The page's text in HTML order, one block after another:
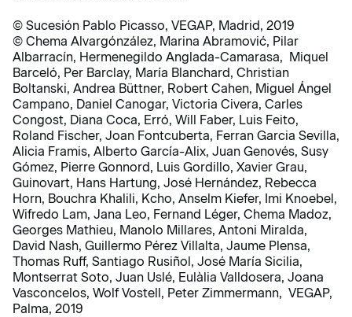
© Sucesión Pablo Picasso, VEGAP, Madrid, 2019
© Chema Alvargónzález, Marina Abramović, Pilar
Albarracín, Hermenegildo Anglada-Camarasa, Miquel
Barceló, Per Barclay, María Blanchard, Christian
Boltanski, Andrea Büttner, Robert Cahen, Miguel Ángel
Campano, Daniel Canogar, Victoria Civera, Carles
Congost, Diana Coca, Erró, Will Faber, Luis Feito,
Roland Fischer, Joan Fontcuberta, Ferran Garcia Sevilla,
Alicia Framis, Alberto García-Alix, Juan Genovés, Susy
Gómez, Pierre Gonnord, Luis Gordillo, Xavier Grau,
Guinovart, Hans Hartung, José Hernández, Rebecca
Horn, Bouchra Khalili, Kcho, Anselm Kiefer, Imi Knoebel,
Wifredo Lam, Jana Leo, Fernand Léger, Chema Madoz,
Georges Mathieu, Manolo Millares, Antoni Miralda,
David Nash, Guillermo Pérez Villalta, Jaume Plensa,
Thomas Ruff, Santiago Rusiñol, José María Sicilia,
Montserrat Soto, Juan Uslé, Eulàlia Valldosera, Joana
Vasconcelos, Wolf Vostell, Peter Zimmermann, VEGAP,
Palma, 2019